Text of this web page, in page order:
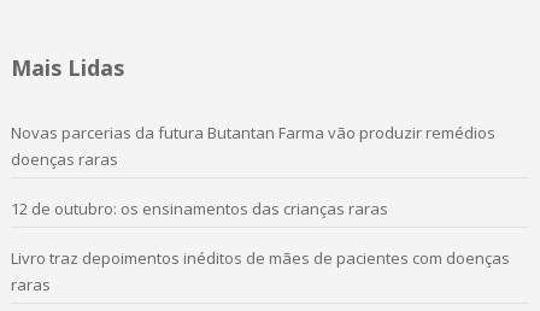
Mais Lidas
Novas parcerias da futura Butantan Farma vão produzir remédios
doenças raras
12 de outubro: os ensinamentos das crianças raras
Livro traz depoimentos inéditos de mães de pacientes com doenças
raras